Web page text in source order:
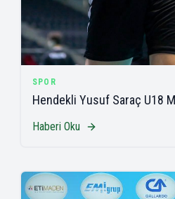
SPOR
Hendekli Yusuf Saraç U18
Haberi Oku